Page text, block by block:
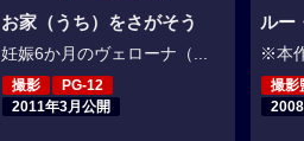
お家（うち）をさがそう
妊娠6か月のヴェローナ（...
撮影
PG-12
2011年3月公開
ルー
※本
撮影